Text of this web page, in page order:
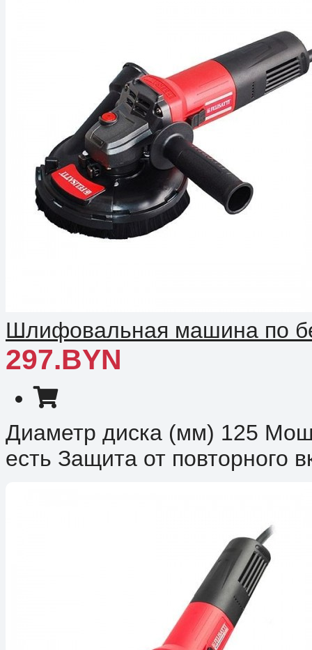
Шлифовальная машина по
297.BYN
Диаметр диска (мм) 125
есть Защита от повторного